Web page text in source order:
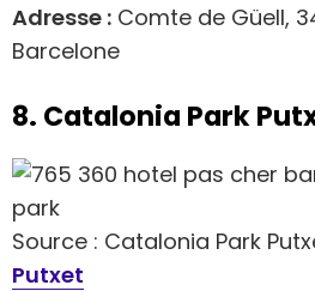
Adresse : Comte de Güell,
Barcelone
8. Catalonia Park
Source : Catalonia Park
Putxet